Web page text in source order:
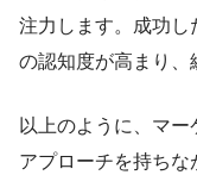
注力します。成功し
の認知度が高まり、
以上のように、マ
アプローチを持ち